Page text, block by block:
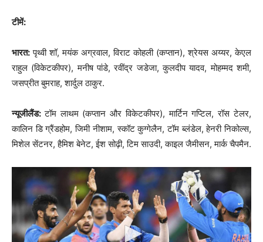
टीमें:
भारत: पृथ्वी शॉ, मयंक अग्रवाल, विराट कोहली (कप्तान), श्रेयस अय्यर, केएल
राहुल (विकेटकीपर), मनीष पांडे, रवींद्र जडेजा, कुलदीप यादव, मोहम्मद शमी,
जसप्रीत बुमराह, शार्दुल ठाकुर.
न्यूजीलैंड:टॉम लाथम (कप्तान और विकेटकीपर), मार्टिन गप्टिल, रॉस टेलर,
कालिन डि ग्रैंडहोम, जिमी नीशाम, स्कॉट कुग्गेलैन, टॉम ब्लंडेल, हेनरी निकोल्स,
मिशेल सेंटनर, हैमिश बेनेट, ईश सोढ़ी, टिम साउदी, काइल जैमीसन, मार्क चैपमैन.